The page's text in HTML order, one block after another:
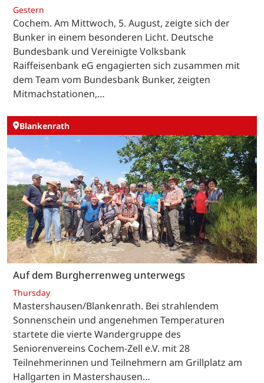
Gestern
Cochem. Am Mittwoch, 5. August, zeigte sich der
Bunker in einem besonderen Licht. Deutsche
Bundesbank und Vereinigte Volksbank
Raiffeisenbank eG engagierten sich zusammen mit
dem Team vom Bundesbank Bunker, zeigten
Mitmachstationen,…
Blankenrath
Auf dem Burgherrenweg unterwegs
Thursday
Mastershausen/Blankenrath. Bei strahlendem
Sonnenschein und angenehmen Temperaturen
startete die vierte Wandergruppe des
Seniorenvereins Cochem-Zell e.V. mit 28
Teilnehmerinnen und Teilnehmern am Grillplatz am
Hallgarten in Mastershausen…